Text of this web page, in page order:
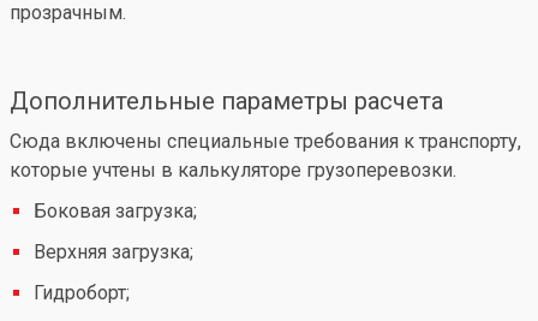
прозрачным.
Дополнительные параметры расчета
Сюда включены специальные требования к транспорту,
которые учтены в калькуляторе грузоперевозки.
Боковая загрузка;
Верхняя загрузка;
Гидроборт;